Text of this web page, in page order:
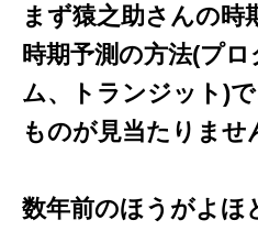
まず猿之助さんの時
時期予測の方法(プ
ム、トランジット)
ものが見当たりませ
数年前のほうがよほ